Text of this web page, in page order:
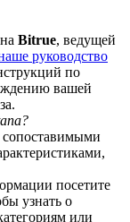
prize pool!
Bitrue, ведущей
руководство
по
вашей
сопоставимыми
посетите
узнать о
или